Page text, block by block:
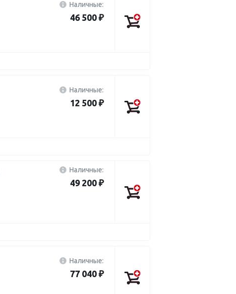
Наличные:
46 500 ₽
Наличные:
12 500 ₽
Наличные:
49 200 ₽
Наличные:
77 040 ₽